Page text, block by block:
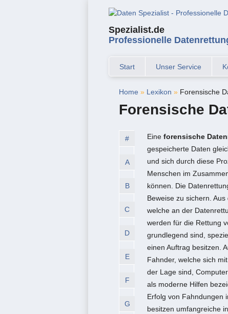
Spezialist.de
Professionelle
Start Unser Service
Home » Lexikon » Forensische
Forensische
#
A
B
C
D
E
F
G
Eine forensische
gespeicherte Daten
und sich durch diese
Menschen im
können. Die
Beweise zu sichern.
welche an der
werden für die Rettung
grundlegend sind,
einen Auftrag besitzen.
Fahnder, welche sich
der Lage sind,
als moderne Hilfen
Erfolg von Fahndungen
besitzen umfangreiche